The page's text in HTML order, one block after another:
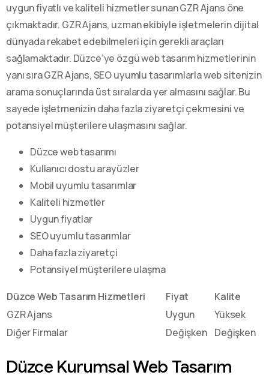
uygun fiyatlı ve kaliteli hizmetler sunan GZR Ajans öne
çıkmaktadır. GZR Ajans, uzman ekibiyle işletmelerin dijital
dünyada rekabet edebilmeleri için gerekli araçları
sağlamaktadır. Düzce’ye özgü web tasarım hizmetlerinin
yanı sıra GZR Ajans, SEO uyumlu tasarımlarla web sitenizin
arama sonuçlarında üst sıralarda yer almasını sağlar. Bu
sayede işletmenizin daha fazla ziyaretçi çekmesini ve
potansiyel müşterilere ulaşmasını sağlar.
Düzce web tasarımı
Kullanıcı dostu arayüzler
Mobil uyumlu tasarımlar
Kaliteli hizmetler
Uygun fiyatlar
SEO uyumlu tasarımlar
Daha fazla ziyaretçi
Potansiyel müşterilere ulaşma
Düzce Web Tasarım Hizmetleri Fiyat
Kalite
GZR Ajans
Uygun
Yüksek
Diğer Firmalar
Değişken Değişken
Düzce Kurumsal Web Tasarım